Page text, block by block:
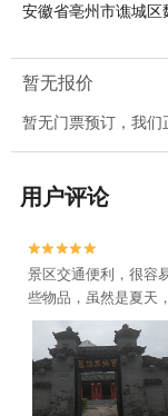
安徽省亳州市谯城
暂无报价
暂无门票预订，我们
用户评论


景区交通便利，很容
些物品，虽然是夏天